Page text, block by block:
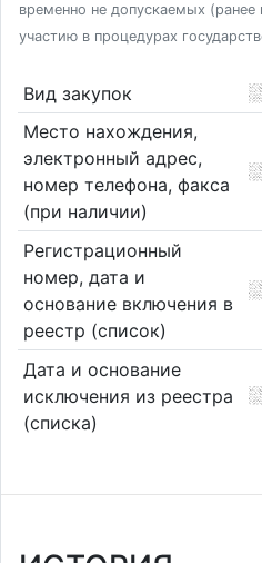
временно не допускаемых
участию в процедурах
Вид закупок
Место нахождения,
электронный адрес,
номер телефона, факса
(при наличии)
Регистрационный
номер, дата и
основание включения в
реестр (список)
Дата и основание
исключения из реестра
(списка)